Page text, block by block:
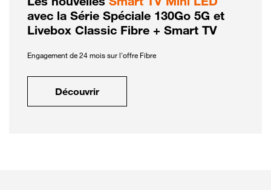
avec la Série Spéciale 130Go 5G et
Livebox Classic Fibre + Smart TV
Engagement de 24 mois sur l'offre Fibre
Découvrir